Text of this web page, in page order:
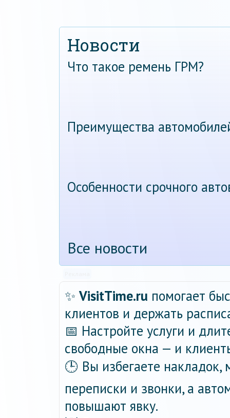
Новости
Что такое ремень ГРМ?
Преимущества
Особенности срочного
Все новости
✨ VisitTime.ru помогает
клиентов и держать
📅 Настройте услуги и
свободные окна — и
🕒 Вы избегаете
переписки и звонки, а
повышают явку.